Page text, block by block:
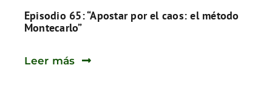
Episodio 65: “Apostar por el caos: el método
Montecarlo”
Leer más